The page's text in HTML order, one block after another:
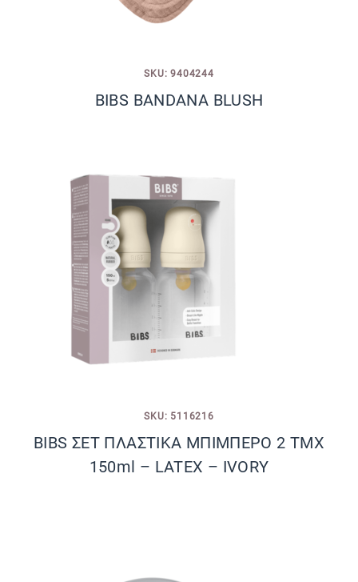
SKU: 9404244
BIBS BANDANA BLUSH
SKU: 5116216
BIBS ΣΕΤ ΠΛΑΣΤΙΚΑ ΜΠΙΜΠΕΡΟ 2 ΤΜΧ
150ml – LATEX – IVORY